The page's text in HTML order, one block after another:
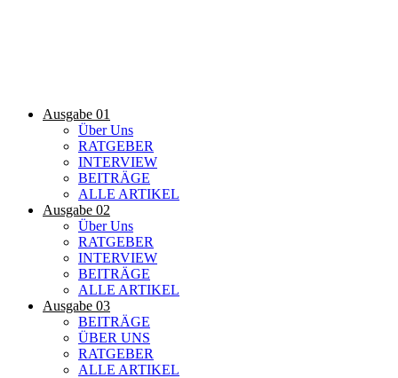
Ausgabe 01
Über Uns
RATGEBER
INTERVIEW
BEITRÄGE
ALLE ARTIKEL
Ausgabe 02
Über Uns
RATGEBER
INTERVIEW
BEITRÄGE
ALLE ARTIKEL
Ausgabe 03
BEITRÄGE
ÜBER UNS
RATGEBER
ALLE ARTIKEL